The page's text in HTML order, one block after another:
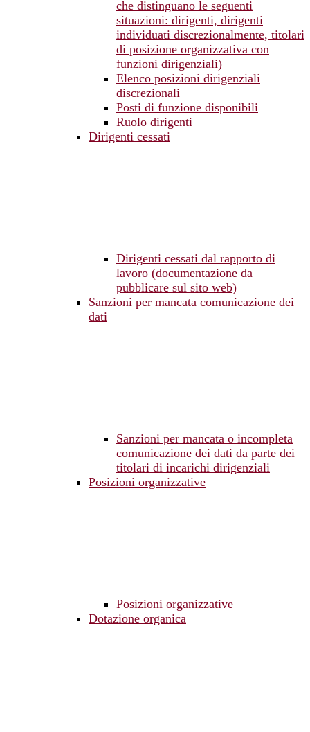
che distinguano le seguenti
situazioni: dirigenti, dirigenti
individuati discrezionalmente, titolari
di posizione organizzativa con
funzioni dirigenziali)
Elenco posizioni dirigenziali
discrezionali
Posti di funzione disponibili
Ruolo dirigenti
Dirigenti cessati
Dirigenti cessati dal rapporto di
lavoro (documentazione da
pubblicare sul sito web)
Sanzioni per mancata comunicazione dei
dati
Sanzioni per mancata o incompleta
comunicazione dei dati da parte dei
titolari di incarichi dirigenziali
Posizioni organizzative
Posizioni organizzative
Dotazione organica